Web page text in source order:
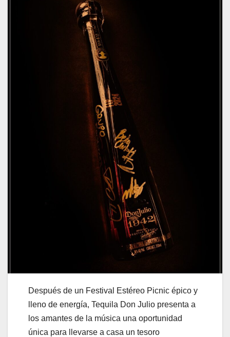
Después de un Festival Estéreo Picnic épico y
lleno de energía, Tequila Don Julio presenta a
los amantes de la música una oportunidad
única para llevarse a casa un tesoro